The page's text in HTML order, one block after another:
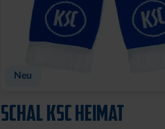
Neu
SCHAL KSC HEIMAT